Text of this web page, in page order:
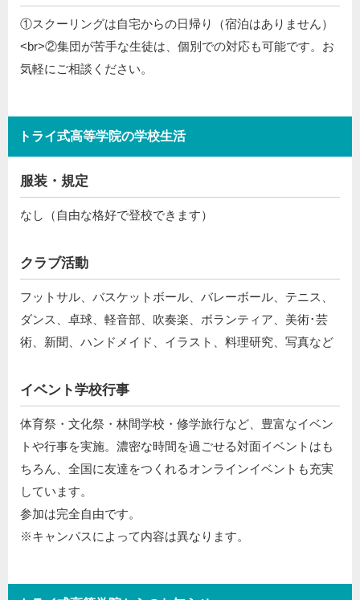
①スクーリングは自宅からの日帰り（宿泊はありません）
<br>②集団が苦手な生徒は、個別での対応も可能です。お
気軽にご相談ください。
トライ式高等学院の学校生活
服装・規定
なし（自由な格好で登校できます）
クラブ活動
フットサル、バスケットボール、バレーボール、テニス、
ダンス、卓球、軽音部、吹奏楽、ボランティア、美術･芸
術、新聞、ハンドメイド、イラスト、料理研究、写真など
イベント学校行事
体育祭・文化祭・林間学校・修学旅行など、豊富なイベン
トや行事を実施。濃密な時間を過ごせる対面イベントはも
ちろん、全国に友達をつくれるオンラインイベントも充実
しています。
参加は完全自由です。
※キャンパスによって内容は異なります。